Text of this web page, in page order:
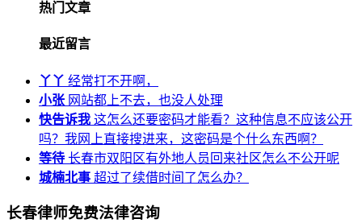
热门文章
最近留言
丫丫 经常打不开啊，
小张 网站都上不去，也没人处理
快告诉我 这怎么还要密码才能看？这种信息不应该公开
吗？我网上直接搜进来，这密码是个什么东西啊？
等待 长春市双阳区有外地人员回来社区怎么不公开呢
城楠北事 超过了续借时间了怎么办？
长春律师免费法律咨询